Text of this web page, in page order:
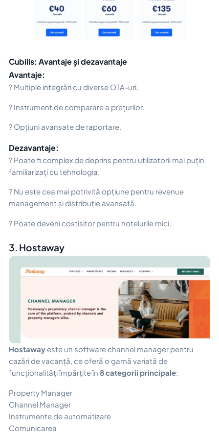
Cubilis: Avantaje și dezavantaje
Avantaje:
? Multiple integrări cu diverse OTA-uri.
? Instrument de comparare a prețurilor.
? Opțiuni avansate de raportare.
Dezavantaje:
? Poate fi complex de deprins pentru utilizatorii mai puțin
familiarizați cu tehnologia.
? Nu este cea mai potrivită opțiune pentru revenue
management și distribuție avansată.
? Poate deveni costisitor pentru hotelurile mici.
3. Hostaway
Hostaway este un software channel manager pentru
cazări de vacanță, ce oferă o gamă variată de
funcționalități împărțite în 8 categorii principale:
Property Manager
Channel Manager
Instrumente de automatizare
Comunicarea